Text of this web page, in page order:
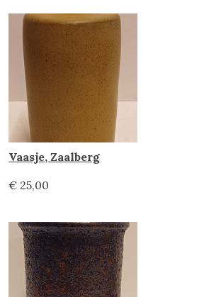
Vaasje, Zaalberg
€ 25,00